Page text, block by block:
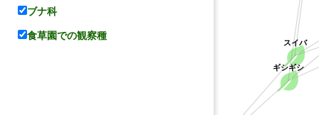
スイバ
ギシギシ
ブナ科
食草園での観察種